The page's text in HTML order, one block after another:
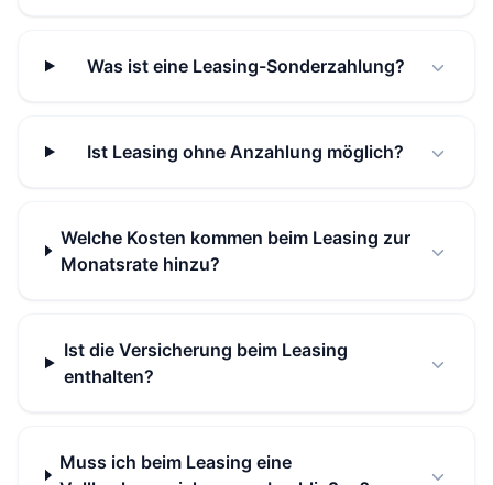
Was ist eine Leasing-Sonderzahlung?
Ist Leasing ohne Anzahlung möglich?
Welche Kosten kommen beim Leasing zur
Monatsrate hinzu?
Ist die Versicherung beim Leasing
enthalten?
Muss ich beim Leasing eine